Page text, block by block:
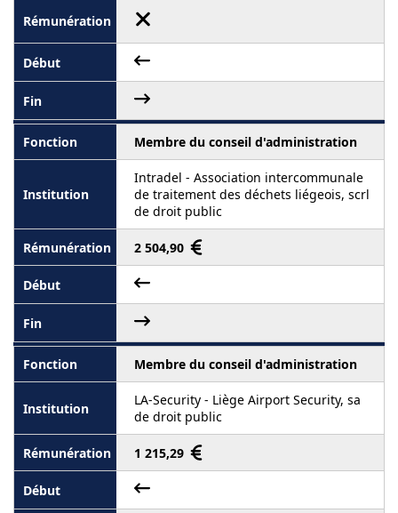
Membre du conseil d'administration
Intradel - Association intercommunale
de traitement des déchets liégeois, scrl
de droit public
2 504,90
Membre du conseil d'administration
LA-Security - Liège Airport Security, sa
de droit public
1 215,29